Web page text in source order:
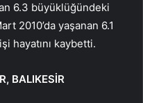
6.3 büyüklüğündeki
2010’da yaşanan 6.1
hayatını kaybetti.
BALIKESİR